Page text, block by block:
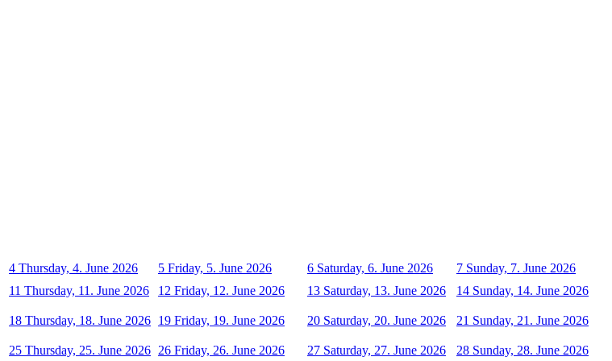
4 Thursday, 4. June 2026 5 Friday, 5. June 2026 6 Saturday, 6. June 2026 7 Sunday, 7. June 2026
11 Thursday, 11. June 2026 12 Friday, 12. June 2026 13 Saturday, 13. June 2026 14 Sunday, 14. June 2026
18 Thursday, 18. June 2026 19 Friday, 19. June 2026 20 Saturday, 20. June 2026 21 Sunday, 21. June 2026
25 Thursday, 25. June 2026 26 Friday, 26. June 2026 27 Saturday, 27. June 2026 28 Sunday, 28. June 2026